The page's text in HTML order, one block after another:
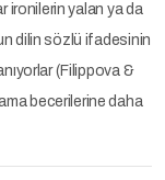
ironilerin yalan ya da
dilin sözlü ifadesinin
(Filippova &
becerilerine daha